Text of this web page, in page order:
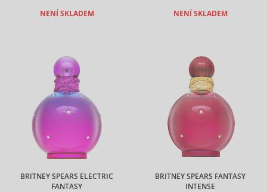
NENÍ SKLADEM NENÍ SKLADEM
BRITNEY SPEARS ELECTRIC
FANTASY
BRITNEY SPEARS FANTASY
INTENSE